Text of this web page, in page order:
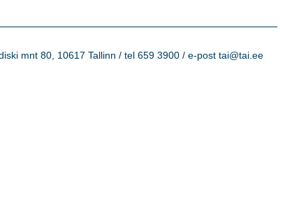
mnt 80, 10617 Tallinn / tel 659 3900 / e-post tai@tai.ee